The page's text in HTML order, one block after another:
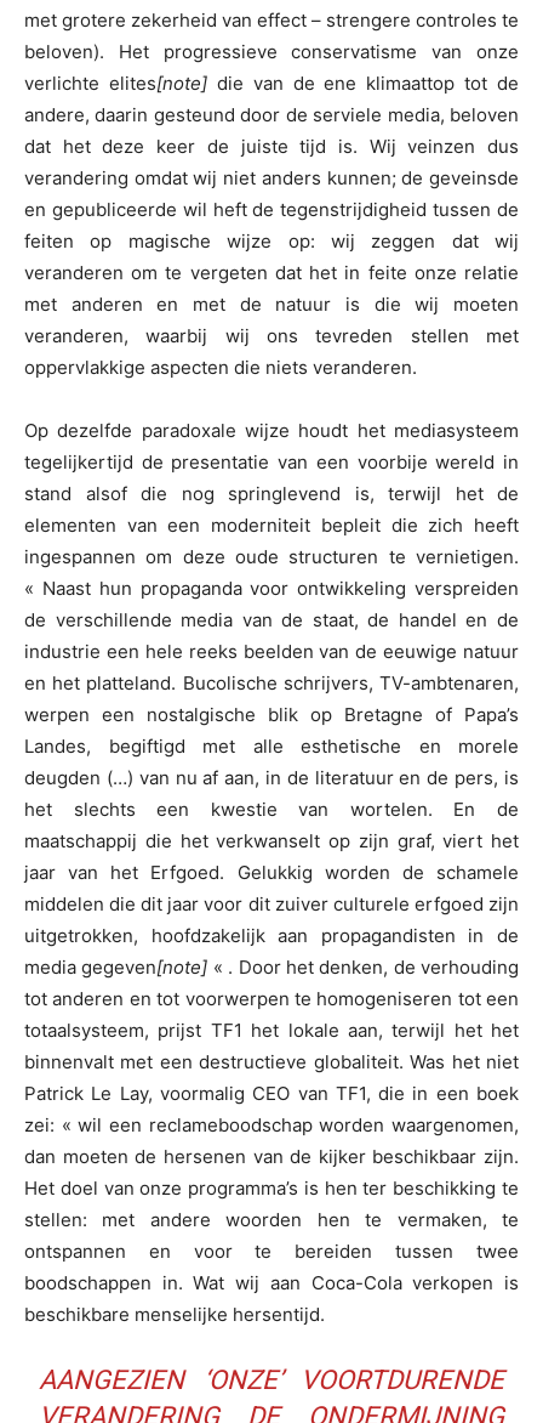
met grotere zekerheid van effect – strengere controles te
beloven). Het progressieve conservatisme van onze
verlichte elites[note]die van de ene klimaattop tot de
andere, daarin gesteund door de serviele media, beloven
dat het deze keer de juiste tijd is. Wij veinzen dus
verandering omdat wij niet anders kunnen; de geveinsde
en gepubliceerde wil heft de tegenstrijdigheid tussen de
feiten op magische wijze op: wij zeggen dat wij
veranderen om te vergeten dat het in feite onze relatie
met anderen en met de natuur is die wij moeten
veranderen, waarbij wij ons tevreden stellen met
oppervlakkige aspecten die niets veranderen.
Op dezelfde paradoxale wijze houdt het mediasysteem
tegelijkertijd de presentatie van een voorbije wereld in
stand alsof die nog springlevend is, terwijl het de
elementen van een moderniteit bepleit die zich heeft
ingespannen om deze oude structuren te vernietigen.
« Naast hun propaganda voor ontwikkeling verspreiden
de verschillende media van de staat, de handel en de
industrie een hele reeks beelden van de eeuwige natuur
en het platteland. Bucolische schrijvers, TV-ambtenaren,
werpen een nostalgische blik op Bretagne of Papa’s
Landes, begiftigd met alle esthetische en morele
deugden (…) van nu af aan, in de literatuur en de pers, is
het slechts een kwestie van wortelen. En de
maatschappij die het verkwanselt op zijn graf, viert het
jaar van het Erfgoed. Gelukkig worden de schamele
middelen die dit jaar voor dit zuiver culturele erfgoed zijn
uitgetrokken, hoofdzakelijk aan propagandisten in de
media gegeven[note] « . Door het denken, de verhouding
tot anderen en tot voorwerpen te homogeniseren tot een
totaalsysteem, prijst TF1 het lokale aan, terwijl het het
binnenvalt met een destructieve globaliteit. Was het niet
Patrick Le Lay, voormalig CEO van TF1, die in een boek
zei: « wil een reclameboodschap worden waargenomen,
dan moeten de hersenen van de kijker beschikbaar zijn.
Het doel van onze programma’s is hen ter beschikking te
stellen: met andere woorden hen te vermaken, te
ontspannen en voor te bereiden tussen twee
boodschappen in. Wat wij aan Coca-Cola verkopen is
beschikbare menselijke hersentijd.
AANGEZIEN ‘ONZE’ VOORTDURENDE
VERANDERING DE ONDERMIJNING